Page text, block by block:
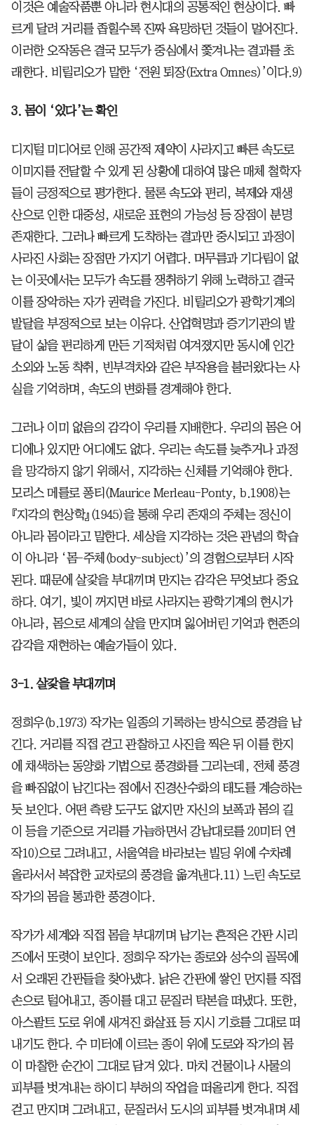
이것은 예술작품뿐 아니라 현시대의 공통적인 현상이다. 빠
르게 달려 거리를 좁힐수록 진짜 욕망하던 것들이 멀어진다.
이러한 오작동은 결국 모두가 중심에서 쫓겨나는 결과를 초
래한다. 비릴리오가 말한 ‘전원 퇴장(Extra Omnes)’이다.9)
3. 몸이 ‘있다’는 확인
디지털 미디어로 인해 공간적 제약이 사라지고 빠른 속도로
이미지를 전달할 수 있게 된 상황에 대하여 많은 매체 철학자
들이 긍정적으로 평가한다. 물론 속도와 편리, 복제와 재생
산으로 인한 대중성, 새로운 표현의 가능성 등 장점이 분명
존재한다. 그러나 빠르게 도착하는 결과만 중시되고 과정이
사라진 사회는 장점만 가지기 어렵다. 머무름과 기다림이 없
는 이곳에서는 모두가 속도를 쟁취하기 위해 노력하고 결국
이를 장악하는 자가 권력을 가진다. 비릴리오가 광학기계의
발달을 부정적으로 보는 이유다. 산업혁명과 증기기관의 발
달이 삶을 편리하게 만든 기적처럼 여겨졌지만 동시에 인간
소외와 노동 착취, 빈부격차와 같은 부작용을 불러왔다는 사
실을 기억하며, 속도의 변화를 경계해야 한다.
그러나 이미 없음의 감각이 우리를 지배한다. 우리의 몸은 어
디에나 있지만 어디에도 없다. 우리는 속도를 늦추거나 과정
을 망각하지 않기 위해서, 지각하는 신체를 기억해야 한다.
모리스 메를로 퐁티(Maurice Merleau-Ponty, b.1908)는
『지각의 현상학』(1945)을 통해 우리 존재의 주체는 정신이
아니라 몸이라고 말한다. 세상을 지각하는 것은 관념의 학습
이 아니라 ‘몸-주체(body-subject)’의 경험으로부터 시작
된다. 때문에 살갗을 부대끼며 만지는 감각은 무엇보다 중요
하다. 여기, 빛이 꺼지면 바로 사라지는 광학기계의 현시가
아니라, 몸으로 세계의 살을 만지며 잃어버린 기억과 현존의
감각을 재현하는 예술가들이 있다.
3-1. 살갗을 부대끼며
정희우(b.1973) 작가는 일종의 기록하는 방식으로 풍경을 남
긴다. 거리를 직접 걷고 관찰하고 사진을 찍은 뒤 이를 한지
에 채색하는 동양화 기법으로 풍경화를 그리는데, 전체 풍경
을 빠짐없이 남긴다는 점에서 진경산수화의 태도를 계승하는
듯 보인다. 어떤 측량 도구도 없지만 자신의 보폭과 몸의 길
이 등을 기준으로 거리를 가늠하면서 강남대로를 20미터 연
작10)으로 그려내고, 서울역을 바라보는 빌딩 위에 수차례
올라서서 복잡한 교차로의 풍경을 옮겨낸다.11) 느린 속도로
작가의 몸을 통과한 풍경이다.
작가가 세계와 직접 몸을 부대끼며 남기는 흔적은 간판 시리
즈에서 또렷이 보인다. 정희우 작가는 종로와 성수의 골목에
서 오래된 간판들을 찾아냈다. 낡은 간판에 쌓인 먼지를 직접
손으로 털어내고, 종이를 대고 문질러 탁본을 떠냈다. 또한,
아스팔트 도로 위에 새겨진 화살표 등 지시 기호를 그대로 떠
내기도 한다. 수 미터에 이르는 종이 위에 도로와 작가의 몸
이 마찰한 순간이 그대로 담겨 있다. 마치 건물이나 사물의
피부를 벗겨내는 하이디 부허의 작업을 떠올리게 한다. 직접
걷고 만지며 그려내고, 문질러서 도시의 피부를 벗겨내며 세